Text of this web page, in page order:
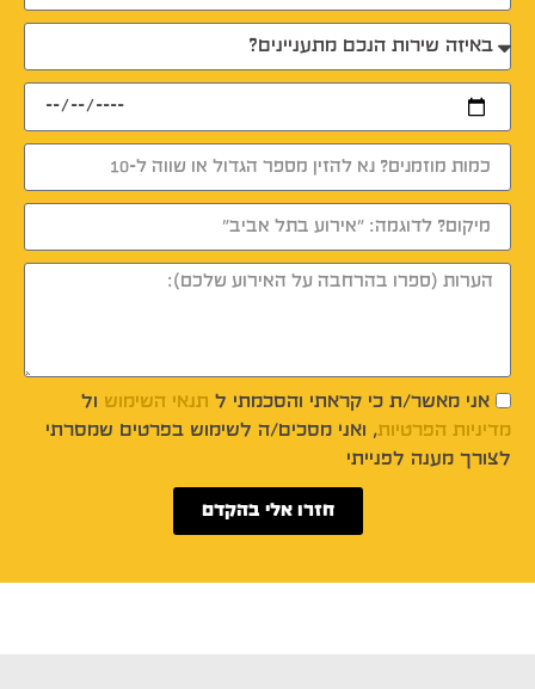
אני מאשר/ת כי קראתי והסכמתי ל תנאי השימוש ול
מדיניות הפרטיות, ואני מסכים/ה לשימוש בפרטים שמסרתי
לצורך מענה לפנייתי
חזרו אלי בהקדם